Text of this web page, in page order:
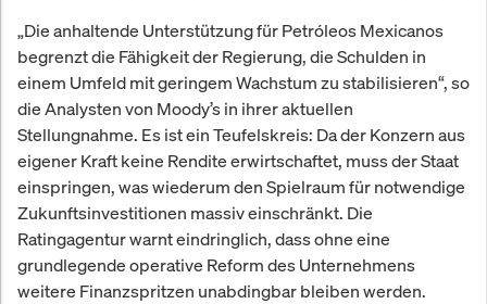
„Die anhaltende Unterstützung für Petróleos Mexicanos
begrenzt die Fähigkeit der Regierung, die Schulden in
einem Umfeld mit geringem Wachstum zu stabilisieren“, so
die Analysten von Moody’s in ihrer aktuellen
Stellungnahme. Es ist ein Teufelskreis: Da der Konzern aus
eigener Kraft keine Rendite erwirtschaftet, muss der Staat
einspringen, was wiederum den Spielraum für notwendige
Zukunftsinvestitionen massiv einschränkt. Die
Ratingagentur warnt eindringlich, dass ohne eine
grundlegende operative Reform des Unternehmens
weitere Finanzspritzen unabdingbar bleiben werden.